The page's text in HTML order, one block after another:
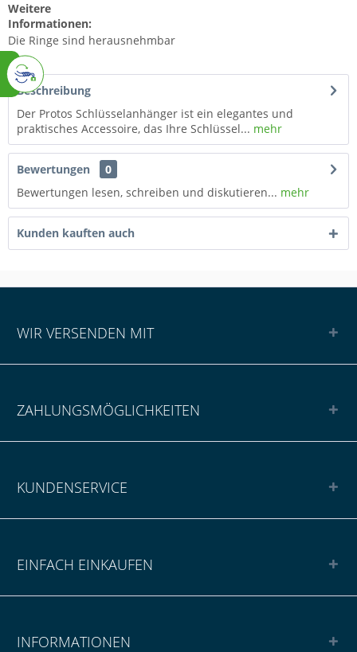
Weitere
Informationen:
Die Ringe sind herausnehmbar
Beschreibung
Der Protos Schlüsselanhänger ist ein elegantes und
praktisches Accessoire, das Ihre Schlüssel... mehr
Bewertungen
0
Bewertungen lesen, schreiben und diskutieren... mehr
Kunden kauften auch
WIR VERSENDEN MIT
ZAHLUNGSMÖGLICHKEITEN
KUNDENSERVICE
EINFACH EINKAUFEN
INFORMATIONEN